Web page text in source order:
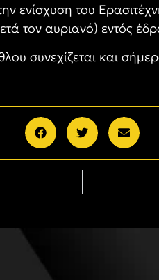
του
τον αυριανό) εντός
συνεχίζεται και